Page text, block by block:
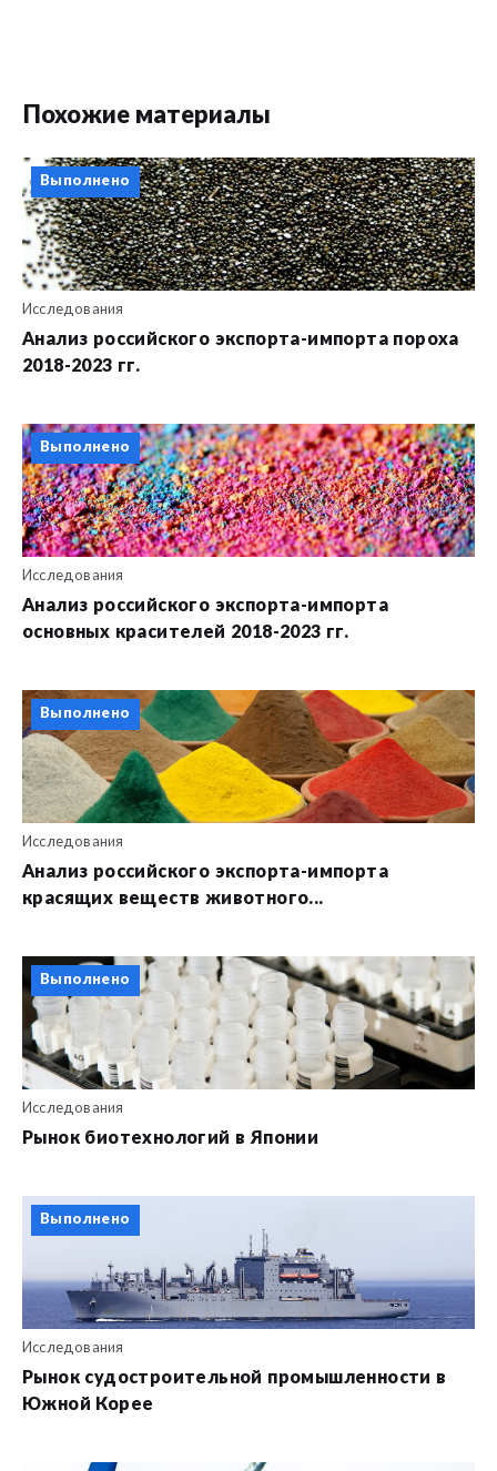
Похожие материалы
Выполнено
Исследования
Анализ российского экспорта-импорта пороха
2018-2023 гг.
Выполнено
Исследования
Анализ российского экспорта-импорта
основных красителей 2018-2023 гг.
Выполнено
Исследования
Анализ российского экспорта-импорта
красящих веществ животного...
Выполнено
Исследования
Рынок биотехнологий в Японии
Выполнено
Исследования
Рынок судостроительной промышленности в
Южной Корее